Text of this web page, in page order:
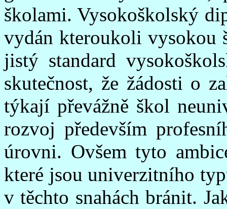
školami. Vysokoškolský
vydán kteroukoli vysokou
jistý standard
skutečnost, že žádosti o
týkají převážně škol
rozvoj především
úrovni. Ovšem tyto
které jsou univerzitního
v těchto snahách bránit.